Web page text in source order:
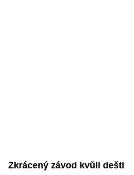
Zkrácený závod kvůli dešti